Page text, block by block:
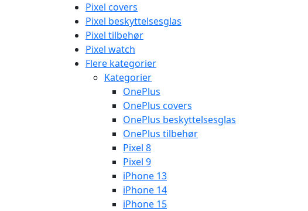
Pixel covers
Pixel beskyttelsesglas
Pixel tilbehør
Pixel watch
Flere kategorier
Kategorier
OnePlus
OnePlus covers
OnePlus beskyttelsesglas
OnePlus tilbehør
Pixel 8
Pixel 9
iPhone 13
iPhone 14
iPhone 15